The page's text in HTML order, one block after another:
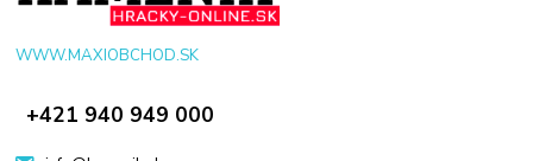
WWW.MAXIOBCHOD.SK
+421 940 949 000